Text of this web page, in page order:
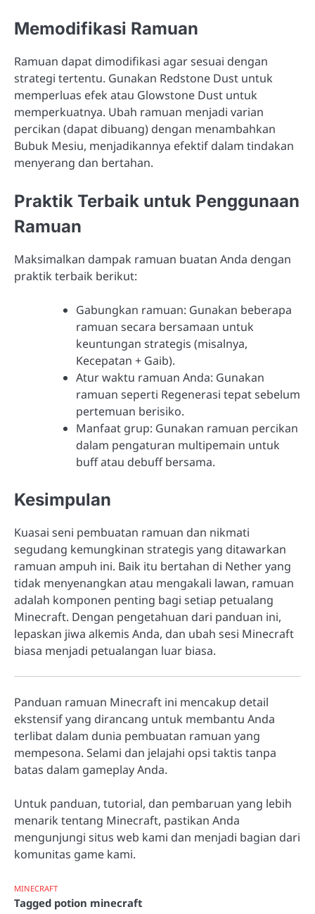
Memodifikasi Ramuan
Ramuan dapat dimodifikasi agar sesuai dengan
strategi tertentu. Gunakan Redstone Dust untuk
memperluas efek atau Glowstone Dust untuk
memperkuatnya. Ubah ramuan menjadi varian
percikan (dapat dibuang) dengan menambahkan
Bubuk Mesiu, menjadikannya efektif dalam tindakan
menyerang dan bertahan.
Praktik Terbaik untuk Penggunaan
Ramuan
Maksimalkan dampak ramuan buatan Anda dengan
praktik terbaik berikut:
Gabungkan ramuan: Gunakan beberapa
ramuan secara bersamaan untuk
keuntungan strategis (misalnya,
Kecepatan + Gaib).
Atur waktu ramuan Anda: Gunakan
ramuan seperti Regenerasi tepat sebelum
pertemuan berisiko.
Manfaat grup: Gunakan ramuan percikan
dalam pengaturan multipemain untuk
buff atau debuff bersama.
Kesimpulan
Kuasai seni pembuatan ramuan dan nikmati
segudang kemungkinan strategis yang ditawarkan
ramuan ampuh ini. Baik itu bertahan di Nether yang
tidak menyenangkan atau mengakali lawan, ramuan
adalah komponen penting bagi setiap petualang
Minecraft. Dengan pengetahuan dari panduan ini,
lepaskan jiwa alkemis Anda, dan ubah sesi Minecraft
biasa menjadi petualangan luar biasa.
Panduan ramuan Minecraft ini mencakup detail
ekstensif yang dirancang untuk membantu Anda
terlibat dalam dunia pembuatan ramuan yang
mempesona. Selami dan jelajahi opsi taktis tanpa
batas dalam gameplay Anda.
Untuk panduan, tutorial, dan pembaruan yang lebih
menarik tentang Minecraft, pastikan Anda
mengunjungi situs web kami dan menjadi bagian dari
komunitas game kami.
MINECRAFT
Tagged potion minecraft